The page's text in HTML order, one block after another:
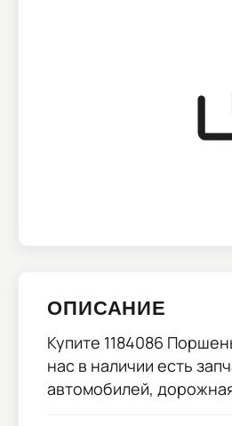
ОПИСАНИЕ
Купите 1184086
нас в наличии есть
автомобилей,